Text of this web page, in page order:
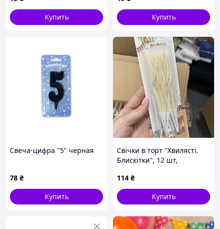
Купить
Купить
Свеча-цифра "5" черная
78 ₴
Купить
Свічки в торт "Хвилясті.
Блискітки", 12 шт,
114 ₴
Купить